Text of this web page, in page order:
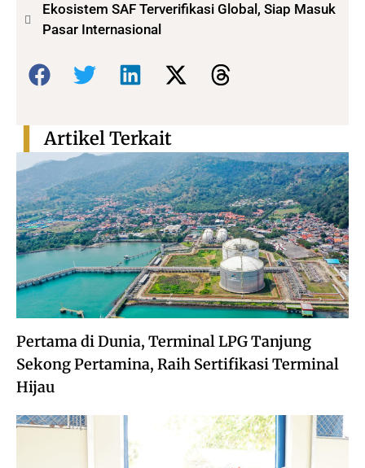
Ekosistem SAF Terverifikasi Global, Siap Masuk
Pasar Internasional
Bagikan:
Pertama di Dunia, Terminal LPG Tanjung
Sekong Pertamina, Raih Sertifikasi Terminal
Hijau
Artikel Terkait